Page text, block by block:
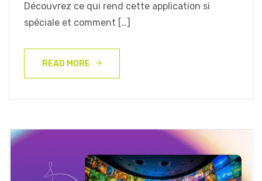
Découvrez ce qui rend cette application si
spéciale et comment […]
READ MORE